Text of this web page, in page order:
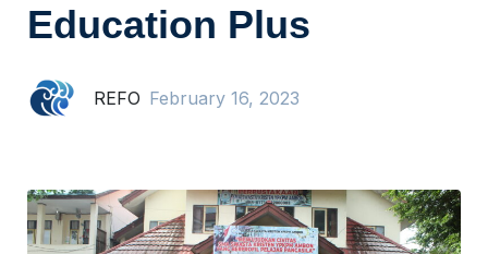
Education Plus
REFO February 16, 2023